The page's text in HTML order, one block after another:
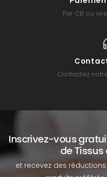
Par CB ou
Contactez
Inscrivez-vous
de Tissus
et recevez des